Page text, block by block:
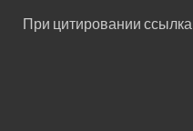
При цитировании ссылка